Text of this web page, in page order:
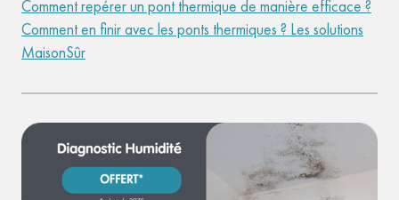
Comment repérer un pont thermique de manière efficace ?
Comment en finir avec les ponts thermiques ? Les solutions
MaisonSûr